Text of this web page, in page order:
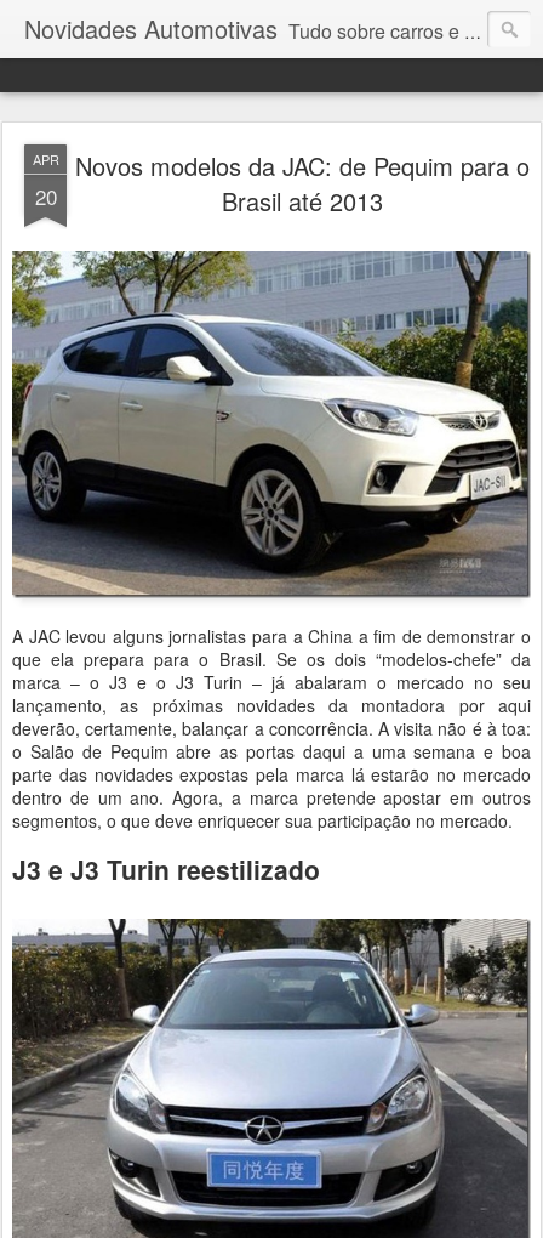
Novidades Automotivas Tudo sobre carros e motores
APR
20
Novos modelos da JAC: de Pequim para o
Brasil até 2013
A JAC levou alguns jornalistas para a China a fim de demonstrar o
que ela prepara para o Brasil. Se os dois “modelos-chefe” da
marca – o J3 e o J3 Turin – já abalaram o mercado no seu
lançamento, as próximas novidades da montadora por aqui
deverão, certamente, balançar a concorrência. A visita não é à toa:
o Salão de Pequim abre as portas daqui a uma semana e boa
parte das novidades expostas pela marca lá estarão no mercado
dentro de um ano. Agora, a marca pretende apostar em outros
segmentos, o que deve enriquecer sua participação no mercado.
J3 e J3 Turin reestilizado